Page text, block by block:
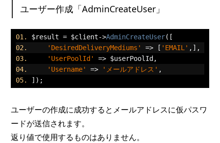
ユーザー作成「AdminCreateUser」
$result = $client->AdminCreateUser([
'DesiredDeliveryMediums'
=> [ 'EMAIL' ,],
'UserPoolId'
=> $userPoolId ,
'Username'
=> 'メールアドレス' ,
]);
ユーザーの作成に成功するとメールアドレスに仮パスワ
ードが送信されます。
返り値で使用するものはありません。